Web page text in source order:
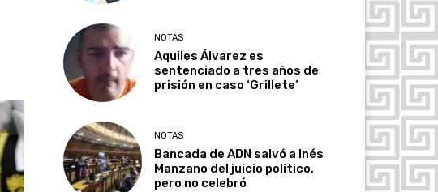
NOTAS
Aquiles Álvarez es
sentenciado a tres años de
prisión en caso ‘Grillete’
NOTAS
Bancada de ADN salvó a Inés
Manzano del juicio político,
pero no celebró